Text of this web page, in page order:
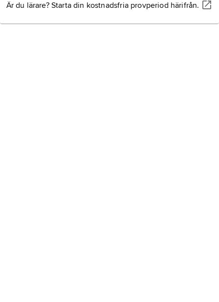
Är du lärare? Starta din kostnadsfria provperiod härifrån.